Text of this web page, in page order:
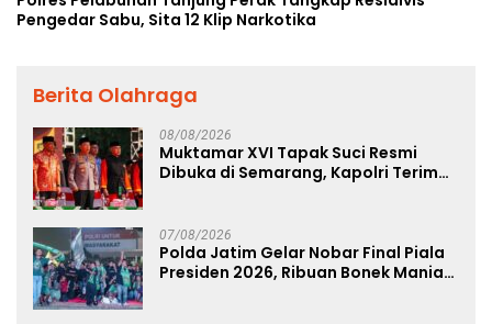
Pengedar Sabu, Sita 12 Klip Narkotika
Berita Olahraga
08/08/2026
Muktamar XVI Tapak Suci Resmi
Dibuka di Semarang, Kapolri Terima
07/08/2026
Polda Jatim Gelar Nobar Final Piala
Presiden 2026, Ribuan Bonek Mania